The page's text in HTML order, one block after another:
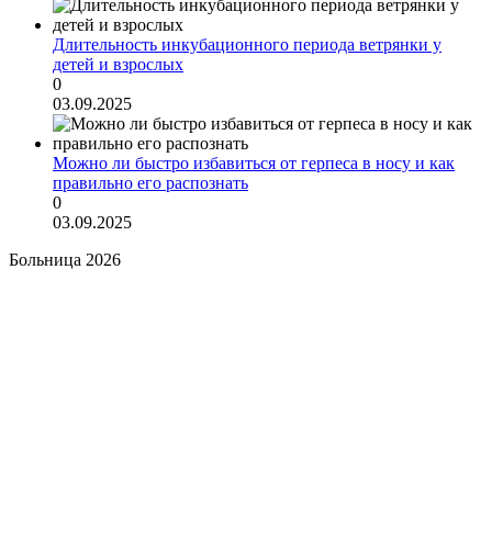
Длительность инкубационного периода ветрянки у
детей и взрослых
0
03.09.2025
Можно ли быстро избавиться от герпеса в носу и как
правильно его распознать
0
03.09.2025
Больница 2026